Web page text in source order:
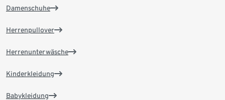
Damenschuhe
Herrenpullover
Herrenunterwäsche
Kinderkleidung
Babykleidung